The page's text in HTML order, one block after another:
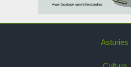
Asturies